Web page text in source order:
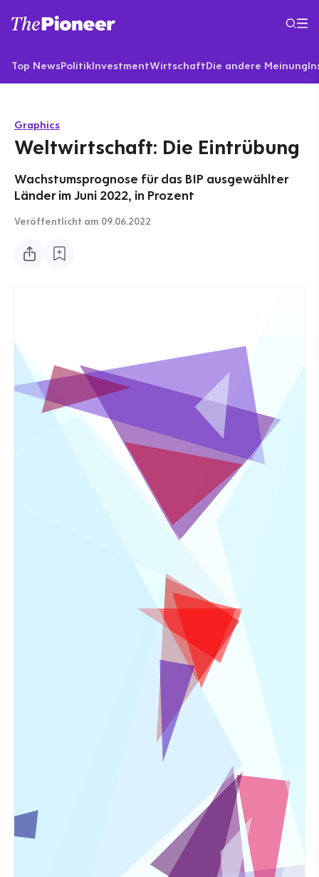
Top NewsPolitikInvestmentWirtschaftDie andere Meinung
Graphics
Weltwirtschaft: Die Eintrübung
Wachstumsprognose für das BIP ausgewählter
Länder im Juni 2022, in Prozent
Veröffentlicht am 09.06.2022